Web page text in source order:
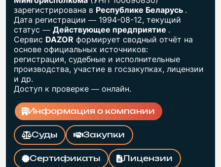
зарегистрирована в Республике Беларусь .
Дата регистрации — 1994-08-12, текущий
статус — Действующее предприятие .
Сервис DAZOR формирует сводный отчёт на
основе официальных источников:
регистрация, судебные и исполнительные
производства, участие в госзакупках, лицензии
и др.
Доступ к проверке — онлайн.
Информация о компании
Суды Закупки
Сертификаты Лицензии